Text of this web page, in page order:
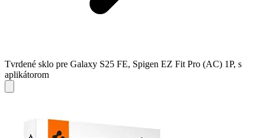
Tvrdené sklo pre Galaxy S25 FE, Spigen EZ Fit Pro (AC) 1P, s
aplikátorom